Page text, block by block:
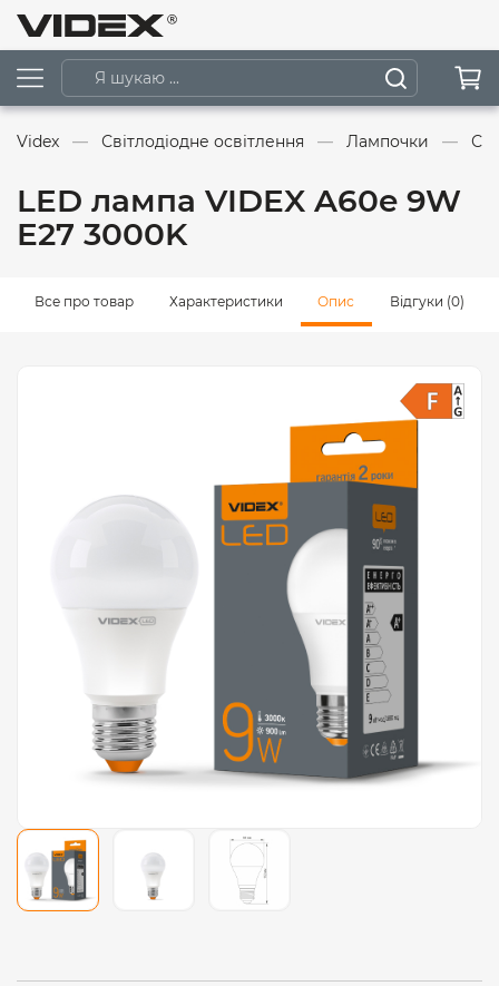
Videx Світлодіодне освітлення Лампочки
LED лампа VIDEX A60e 9W
E27 3000K
Все про товар Характеристики Опис Відгуки (0)